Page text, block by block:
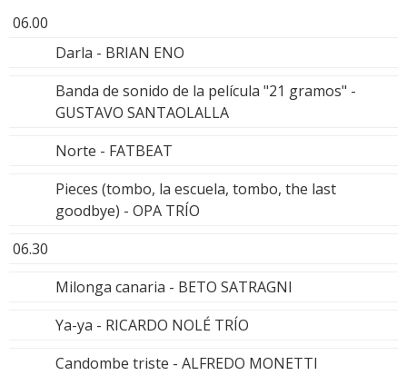
06.00
Darla - BRIAN ENO
Banda de sonido de la película "21 gramos" -
GUSTAVO SANTAOLALLA
Norte - FATBEAT
Pieces (tombo, la escuela, tombo, the last
goodbye) - OPA TRÍO
06.30
Milonga canaria - BETO SATRAGNI
Ya-ya - RICARDO NOLÉ TRÍO
Candombe triste - ALFREDO MONETTI